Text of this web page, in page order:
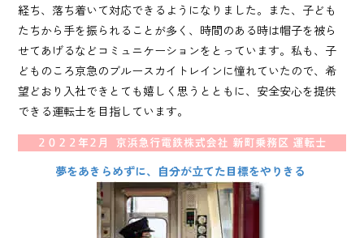
経ち、落ち着いて対応できるようになりました。また、子ども
たちから手を振られることが多く、時間のある時は帽子を被ら
せてあげるなどコミュニケーションをとっています。私も、子
どものころ京急のブルースカイトレインに憧れていたので、希
望どおり入社できとても嬉しく思うとともに、安全安心を提供
できる運転士を目指しています。
夢をあきらめずに、自分が立てた目標をやりきる